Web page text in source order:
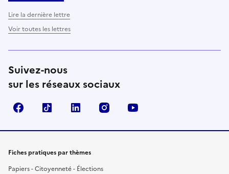
Lire la dernière lettre
Voir toutes les lettres
Suivez-nous
sur les réseaux sociaux
FacebookTikTok LinkedIn Instagram
Fiches pratiques par thèmes
Papiers - Citoyenneté - Élections